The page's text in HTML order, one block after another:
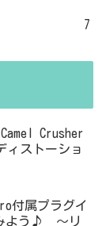
7
Crusher
ストーショ
付属プラグイ
よう♪ ～リ